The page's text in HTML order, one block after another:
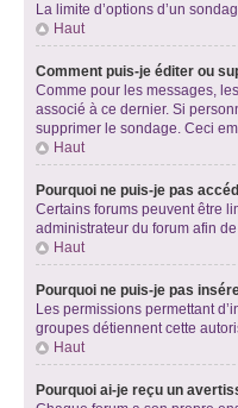
La limite d’options d’un
Haut
Comment puis-je éditer ou
Comme pour les messages,
associé à ce dernier. Si
supprimer le sondage. Ceci
Haut
Pourquoi ne puis-je pas
Certains forums peuvent être
administrateur du forum afin
Haut
Pourquoi ne puis-je pas
Les permissions permettant
groupes détiennent cette
Haut
Pourquoi ai-je reçu un